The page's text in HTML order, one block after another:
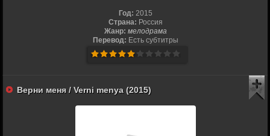
Год: 2015
Страна: Россия
Жанр: мелодрама
Перевод: Есть субтитры
Верни меня / Verni menya (2015)